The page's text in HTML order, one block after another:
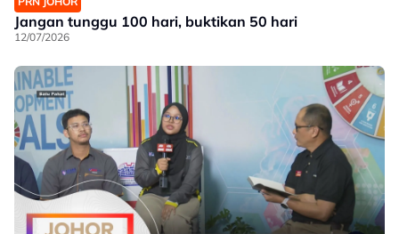
Jangan tunggu 100 hari, buktikan 50 hari
12/07/2026